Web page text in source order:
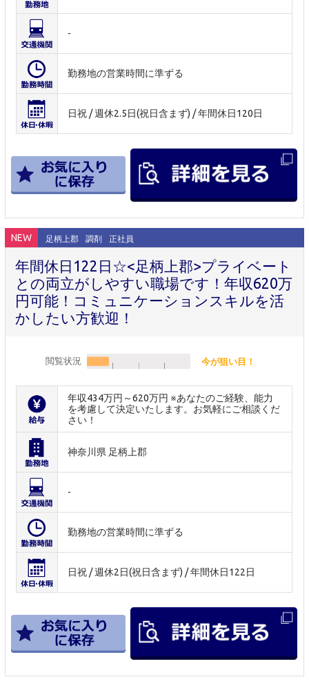
-
勤務地の営業時間に準ずる
日祝 / 週休2.5日(祝日含まず) / 年間休日120日
NEW 足柄上郡 調剤 正社員
年間休日122日☆<足柄上郡>プライベート
との両立がしやすい職場です！年収620万
円可能！コミュニケーションスキルを活
かしたい方歓迎！
閲覧状況 今が狙い目！
年収434万円～620万円 ※あなたのご経験、能力
を考慮して決定いたします。お気軽にご相談くだ
さい！
神奈川県 足柄上郡
-
勤務地の営業時間に準ずる
日祝 / 週休2日(祝日含まず) / 年間休日122日